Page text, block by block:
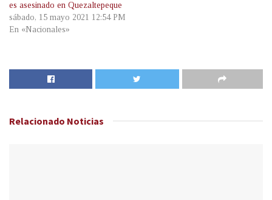
es asesinado en Quezaltepeque
sábado, 15 mayo 2021 12:54 PM
En «Nacionales»
Relacionado Noticias